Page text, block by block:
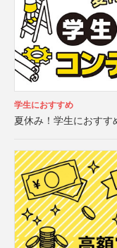
学生におすすめ
夏休み！学生におすす